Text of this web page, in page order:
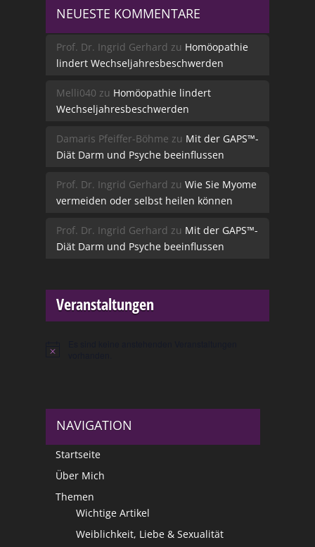
NEUESTE KOMMENTARE
Prof. Dr. Ingrid Gerhard zu Homöopathie
lindert Wechseljahresbeschwerden
Melli040 zu Homöopathie lindert
Wechseljahresbeschwerden
Damaris Pfeiffer-Böhme zu Mit der GAPS™-
Diät Darm und Psyche beeinflussen
Prof. Dr. Ingrid Gerhard zu Wie Sie Myome
vermeiden oder selbst heilen können
Prof. Dr. Ingrid Gerhard zu Mit der GAPS™-
Diät Darm und Psyche beeinflussen
Veranstaltungen
Hinweis
NAVIGATION
Startseite
Über Mich
Themen
Wichtige Artikel
Weiblichkeit, Liebe & Sexualität